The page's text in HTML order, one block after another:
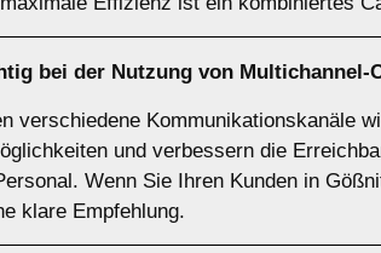
bei der Nutzung von Multichannel-
verschiedene Kommunikationskanäle
und verbessern die
Wenn Sie Ihren Kunden in
klare Empfehlung.